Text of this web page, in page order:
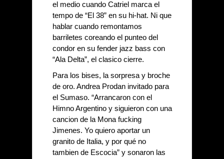
el medio cuando Catriel marca el
tempo de “El 38” en su hi-hat. Ni que
hablar cuando remontamos
barriletes coreando el punteo del
condor en su fender jazz bass con
“Ala Delta”, el clasico cierre.
Para los bises, la sorpresa y broche
de oro. Andrea Prodan invitado para
el Sumaso. “Arrancaron con el
Himno Argentino y siguieron con una
cancion de la Mona fucking
Jimenes. Yo quiero aportar un
granito de Italia, y por qué no
tambien de Escocia” y sonaron las